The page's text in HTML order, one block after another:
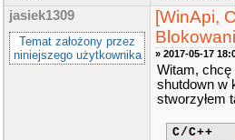
jasiek1309
Temat założony przez
niniejszego użytkownika
[WinApi,
» 2017-05-17
Witam, chcę
shutdown w
stworzyłem
C/C++